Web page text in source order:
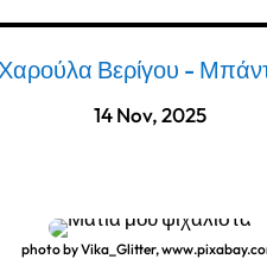
Χαρούλα Βερίγου -
14 Nov, 2025
photo by Vika_Glitter,